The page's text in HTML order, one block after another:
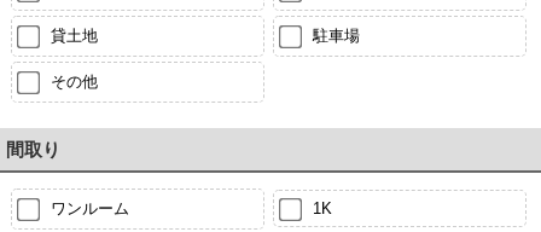
貸土地 駐車場
その他
間取り
ワンルーム 1K